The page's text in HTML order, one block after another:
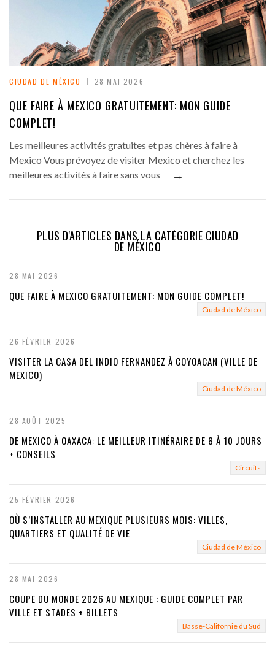
CIUDAD DE MÉXICO 28 MAI 2026
QUE FAIRE À MEXICO GRATUITEMENT: MON GUIDE
COMPLET!
Les meilleures activités gratuites et pas chères à faire à
Mexico Vous prévoyez de visiter Mexico et cherchez les
meilleures activités à faire sans vous
→
PLUS D'ARTICLES DANS LA CATÉGORIE CIUDAD
DE MÉXICO
28 MAI 2026
QUE FAIRE À MEXICO GRATUITEMENT: MON GUIDE COMPLET!
Ciudad de México
26 FÉVRIER 2026
VISITER LA CASA DEL INDIO FERNANDEZ À COYOACAN (VILLE DE
MEXICO)
Ciudad de México
28 AOÛT 2025
DE MEXICO À OAXACA: LE MEILLEUR ITINÉRAIRE DE 8 À 10 JOURS
+ CONSEILS
Circuits
25 FÉVRIER 2026
OÙ S’INSTALLER AU MEXIQUE PLUSIEURS MOIS: VILLES,
QUARTIERS ET QUALITÉ DE VIE
Ciudad de México
28 MAI 2026
COUPE DU MONDE 2026 AU MEXIQUE : GUIDE COMPLET PAR
VILLE ET STADES + BILLETS
Basse-Californie du Sud